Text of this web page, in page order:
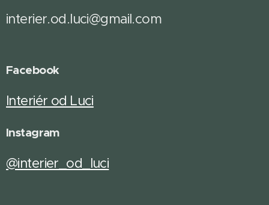
interier.od.luci@gmail.com
Facebook
Interiér od Luci
Instagram
@interier_od_luci